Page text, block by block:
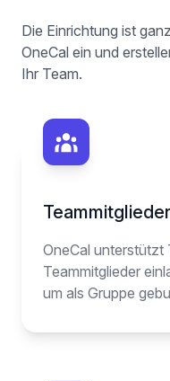
Die Einrichtung ist
OneCal ein und
Ihr Team.
OneCal unterstützt
Teammitglieder
um als Gruppe